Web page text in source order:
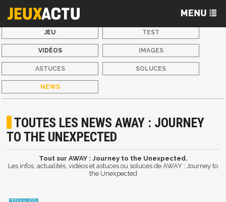
JEU TEST
VIDÉOS IMAGES
ASTUCES SOLUCES
NEWS
TOUTES LES NEWS AWAY : JOURNEY
TO THE UNEXPECTED
Tout sur AWAY : Journey to the Unexpected.
Les infos, actualités, vidéos et astuces ou soluces de AWAY : Journey to
the Unexpected